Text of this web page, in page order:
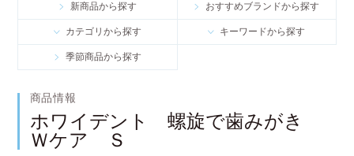
映像ギャラリー
知る・楽しむ
お客様窓口・Q＆A
会社情報
新商品から探す おすすめブランドから探す
カテゴリから探す キーワードから探す
季節商品から探す
商品情報
ホワイデント 螺旋で歯みがき
Ｗケア Ｓ